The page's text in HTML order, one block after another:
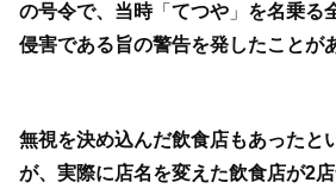
の号令で、当時「 てつや 」 を名乗る
侵害である旨の警告を発したことが
無視を決め込んだ飲食店もあったと
が、実際に店名を変えた飲食店が2店